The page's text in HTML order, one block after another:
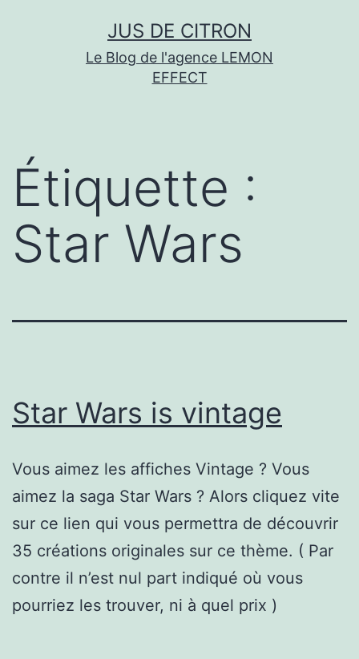
JUS DE CITRON
Le Blog de l'agence LEMON
EFFECT
Étiquette :
Star Wars
Star Wars is vintage
Vous aimez les affiches Vintage ? Vous
aimez la saga Star Wars ? Alors cliquez vite
sur ce lien qui vous permettra de découvrir
35 créations originales sur ce thème. ( Par
contre il n’est nul part indiqué où vous
pourriez les trouver, ni à quel prix )